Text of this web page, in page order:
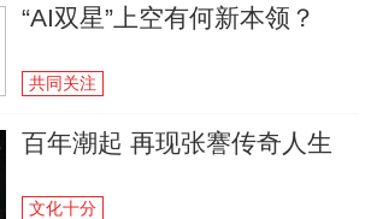
“AI双星”上空有何新本领？
共同关注
百年潮起 再现张謇传奇人生
文化十分